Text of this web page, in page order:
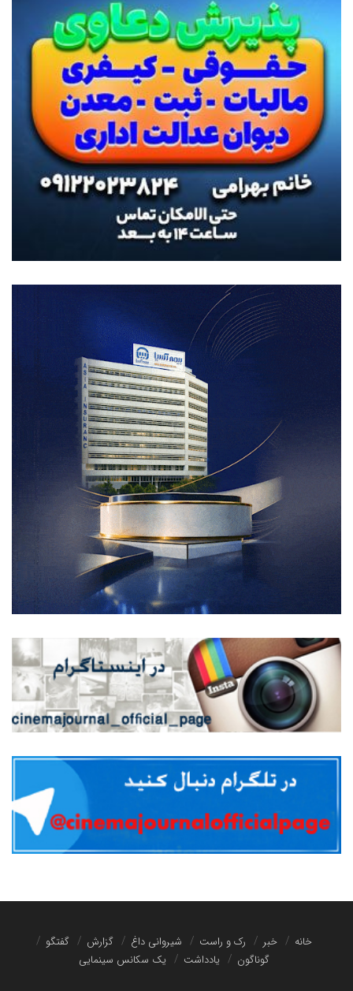
خانه خبر رک و راست شیروانی داغ گزارش
گفتگو
گوناگون
یادداشت یک سکانس سینمایی